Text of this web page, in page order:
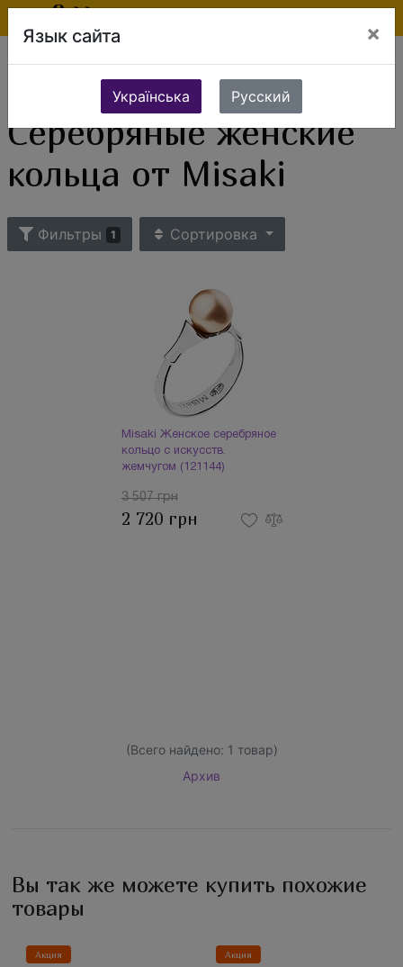
Ювелирные изделия
Серебряные украшения
Серебряные женские кольца от Misaki
Серебряные женские
кольца от Misaki
Фильтры 1 Сортировка
Misaki Женское серебряное
кольцо с искусств.
жемчугом (121144)
3 507 грн
2 720 грн
(Всего найдено: 1 товар)
Архив
Вы так же можете купить похожие
товары
Акция Акция
Язык сайта ×
Українська Русский